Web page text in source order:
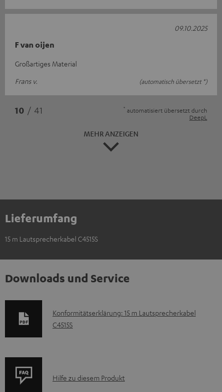
F van oijen
Großartiges Material
Frans v.
(automatisch übersetzt *)
09.10.2025
10 / 41 * automatisiert übersetzt durch
DeepL
MEHR ANZEIGEN
Lieferumfang
15 m Lautsprecherkabel C4515S
Downloads und Service
D
o
m
Konformitätserklärung: 15 m Lautsprecherkabel
C4515S
P
Hilfe zu diesem Produkt